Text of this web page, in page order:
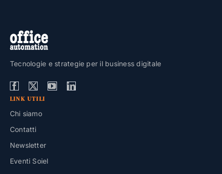
Tecnologie e strategie per il business digitale
LINK UTILI
Chi siamo
Contatti
Newsletter
Eventi Soiel